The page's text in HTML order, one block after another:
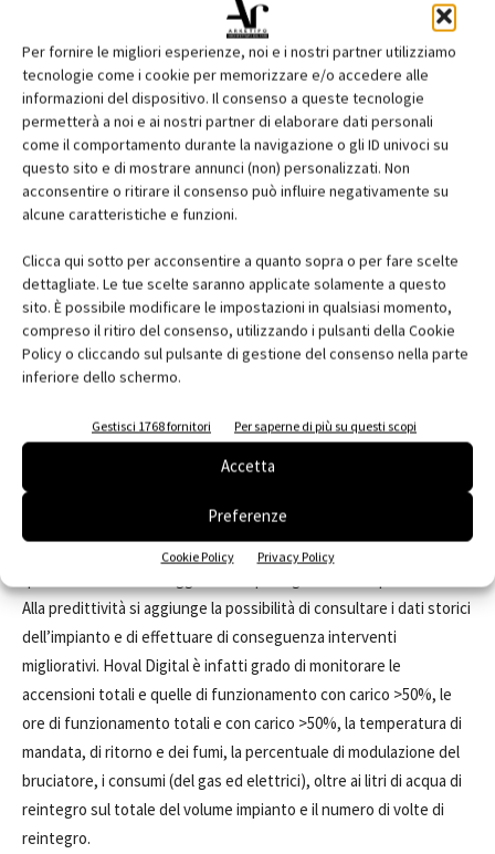
Per fornire le migliori esperienze, noi e i nostri partner utilizziamo
tecnologie come i cookie per memorizzare e/o accedere alle
informazioni del dispositivo. Il consenso a queste tecnologie
permetterà a noi e ai nostri partner di elaborare dati personali
come il comportamento durante la navigazione o gli ID univoci su
questo sito e di mostrare annunci (non) personalizzati. Non
acconsentire o ritirare il consenso può influire negativamente su
alcune caratteristiche e funzioni.
Clicca qui sotto per acconsentire a quanto sopra o per fare scelte
dettagliate. Le tue scelte saranno applicate solamente a questo
sito. È possibile modificare le impostazioni in qualsiasi momento,
compreso il ritiro del consenso, utilizzando i pulsanti della Cookie
Policy o cliccando sul pulsante di gestione del consenso nella parte
inferiore dello schermo.
Gestisci 1768 fornitori Per saperne di più su questi scopi
Accetta
Preferenze
Cookie Policy Privacy Policy
parametri utili per una corretta conservazione delle opere d'arte.
Ma anche negli edifici pubblici, per assicurare il comfort
ottimizzando il consumo di energia termica ed elettrica, negli
alberghi per aumentare il comfort dei clienti, e infine
nell’industria per razionalizzare la produzione e i costi di gestione.
Il sistema di regolazione Hoval Digital, attraverso il servizio
Saving as a Service
manutenzione remota predittiva degli impianti e rappresenta
Alla predittività si aggiunge la possibilità di consultare i dati storici
dell’impianto e di effettuare di conseguenza interventi
migliorativi. Hoval Digital è infatti grado di monitorare le
accensioni totali e quelle di funzionamento con carico >50%, le
ore di funzionamento totali e con carico >50%, la temperatura di
mandata, di ritorno e dei fumi, la percentuale di modulazione del
bruciatore, i consumi (del gas ed elettrici), oltre ai litri di acqua di
reintegro sul totale del volume impianto e il numero di volte di
reintegro.